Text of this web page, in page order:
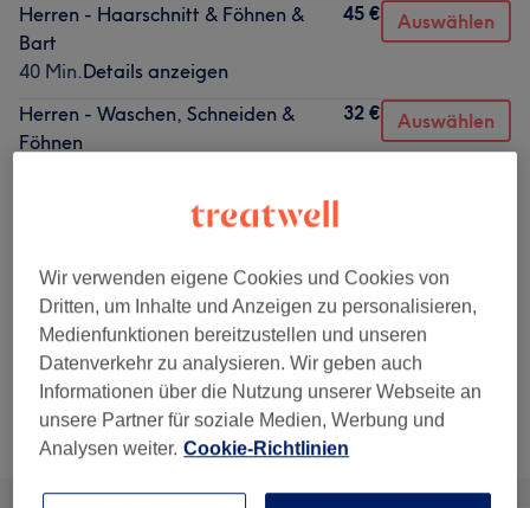
Herren - Haarschnitt & Föhnen &
Bart
40 Min.Details anzeigen
45 € Auswählen
Herren - Waschen, Schneiden &
Föhnen
32 € Auswählen
Herren - Maschinenhaarschnitt (Nur
Übergang )
20 Min.Details anzeigen
Herren - Rasur
20 Min.Details anzeigen
20 € Auswählen
Alle Services
Wir verwenden eigene Cookies und Cookies von
Dritten, um Inhalte und Anzeigen zu personalisieren,
Medienfunktionen bereitzustellen und unseren
Datenverkehr zu analysieren. Wir geben auch
Informationen über die Nutzung unserer Webseite an
unsere Partner für soziale Medien, Werbung und
Analysen weiter. Cookie-Richtlinien